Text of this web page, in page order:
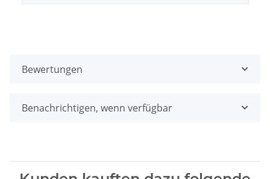
Bewertungen
Benachrichtigen, wenn verfügbar